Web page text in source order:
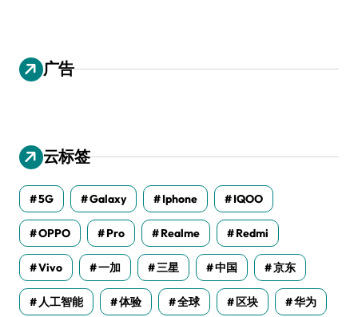
广告
云标签
5G Galaxy Iphone IQOO
OPPO Pro Realme Redmi
Vivo 一加 三星 中国 京东
人工智能 体验 全球 区块 华为